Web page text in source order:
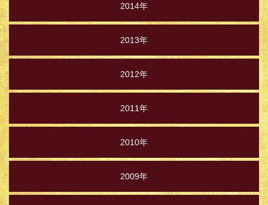
2014年
2013年
2012年
2011年
2010年
2009年